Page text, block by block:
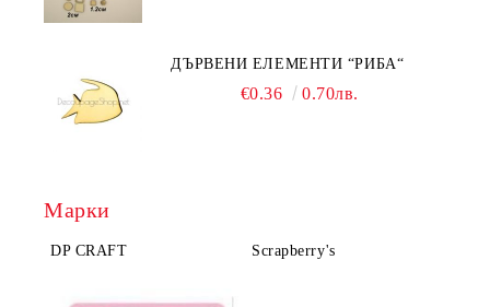
ДЪРВЕНИ ЕЛЕМЕНТИ “РИБА“
€0.36 0.70лв.
Марки
DP CRAFT Scrapberry's